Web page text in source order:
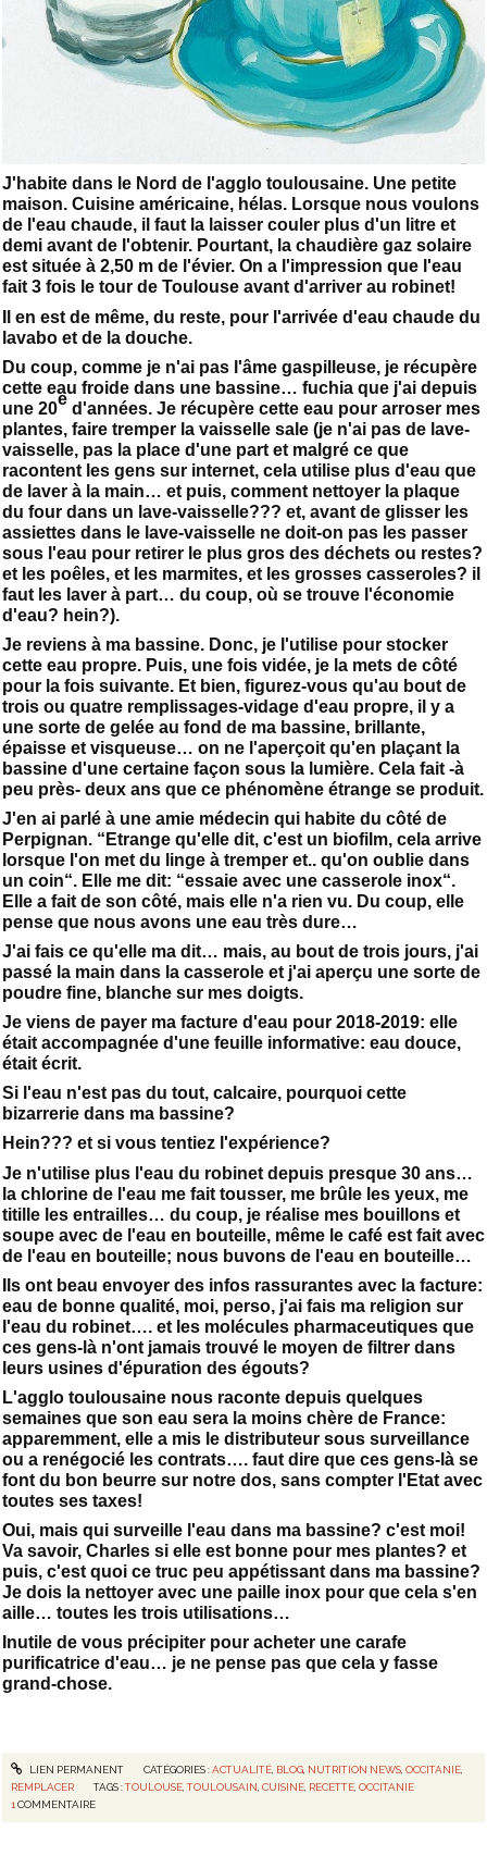
J'habite dans le Nord de l'agglo toulousaine. Une petite
maison. Cuisine américaine, hélas. Lorsque nous voulons
de l'eau chaude, il faut la laisser couler plus d'un litre et
demi avant de l'obtenir. Pourtant, la chaudière gaz solaire
est située à 2,50 m de l'évier. On a l'impression que l'eau
fait 3 fois le tour de Toulouse avant d'arriver au robinet!
Il en est de même, du reste, pour l'arrivée d'eau chaude du
lavabo et de la douche.
Du coup, comme je n'ai pas l'âme gaspilleuse, je récupère
cette eau froide dans une bassine… fuchia que j'ai depuis
une 20e d'années. Je récupère cette eau pour arroser mes
plantes, faire tremper la vaisselle sale (je n'ai pas de lave-
vaisselle, pas la place d'une part et malgré ce que
racontent les gens sur internet, cela utilise plus d'eau que
de laver à la main… et puis, comment nettoyer la plaque
du four dans un lave-vaisselle??? et, avant de glisser les
assiettes dans le lave-vaisselle ne doit-on pas les passer
sous l'eau pour retirer le plus gros des déchets ou restes?
et les poêles, et les marmites, et les grosses casseroles? il
faut les laver à part… du coup, où se trouve l'économie
d'eau? hein?).
Je reviens à ma bassine. Donc, je l'utilise pour stocker
cette eau propre. Puis, une fois vidée, je la mets de côté
pour la fois suivante. Et bien, figurez-vous qu'au bout de
trois ou quatre remplissages-vidage d'eau propre, il y a
une sorte de gelée au fond de ma bassine, brillante,
épaisse et visqueuse… on ne l'aperçoit qu'en plaçant la
bassine d'une certaine façon sous la lumière. Cela fait -à
peu près- deux ans que ce phénomène étrange se produit.
J'en ai parlé à une amie médecin qui habite du côté de
Perpignan. “Etrange qu'elle dit, c'est un biofilm, cela arrive
lorsque l'on met du linge à tremper et.. qu'on oublie dans
un coin“. Elle me dit: “essaie avec une casserole inox“.
Elle a fait de son côté, mais elle n'a rien vu. Du coup, elle
pense que nous avons une eau très dure…
J'ai fais ce qu'elle ma dit… mais, au bout de trois jours, j'ai
passé la main dans la casserole et j'ai aperçu une sorte de
poudre fine, blanche sur mes doigts.
Je viens de payer ma facture d'eau pour 2018-2019: elle
était accompagnée d'une feuille informative: eau douce,
était écrit.
Si l'eau n'est pas du tout, calcaire, pourquoi cette
bizarrerie dans ma bassine?
Hein??? et si vous tentiez l'expérience?
Je n'utilise plus l'eau du robinet depuis presque 30 ans…
la chlorine de l'eau me fait tousser, me brûle les yeux, me
titille les entrailles… du coup, je réalise mes bouillons et
soupe avec de l'eau en bouteille, même le café est fait avec
de l'eau en bouteille; nous buvons de l'eau en bouteille…
Ils ont beau envoyer des infos rassurantes avec la facture:
eau de bonne qualité, moi, perso, j'ai fais ma religion sur
l'eau du robinet…. et les molécules pharmaceutiques que
ces gens-là n'ont jamais trouvé le moyen de filtrer dans
leurs usines d'épuration des égouts?
L'agglo toulousaine nous raconte depuis quelques
semaines que son eau sera la moins chère de France:
apparemment, elle a mis le distributeur sous surveillance
ou a renégocié les contrats…. faut dire que ces gens-là se
font du bon beurre sur notre dos, sans compter l'Etat avec
toutes ses taxes!
Oui, mais qui surveille l'eau dans ma bassine? c'est moi!
Va savoir, Charles si elle est bonne pour mes plantes? et
puis, c'est quoi ce truc peu appétissant dans ma bassine?
Je dois la nettoyer avec une paille inox pour que cela s'en
aille… toutes les trois utilisations…
Inutile de vous précipiter pour acheter une carafe
purificatrice d'eau… je ne pense pas que cela y fasse
grand-chose.
LIEN PERMANENT CATÉGORIES :ACTUALITÉ, BLOG, NUTRITION NEWS, OCCITANIE,
REMPLACER
TAGS :TOULOUSE ,TOULOUSAIN ,CUISINE RECETTE ,OCCITANIE
1 COMMENTAIRE